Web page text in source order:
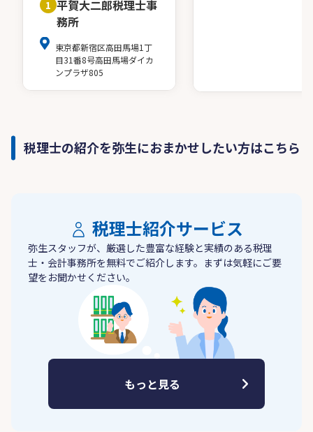
1 平賀大二郎税理士事
務所
東京都新宿区高田馬場1丁
目31番8号高田馬場ダイカ
ンプラザ805
税理士の紹介を弥生におまかせしたい方はこちら
税理士紹介サービス
弥生スタッフが、厳選した豊富な経験と実績のある税理
士・会計事務所を無料でご紹介します。まずは気軽にご要
望をお聞かせください。
もっと見る